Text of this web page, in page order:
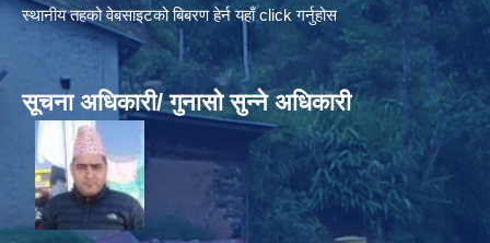
स्थानीय तहको वेबसाइटको बिबरण हेर्न यहाँ click गर्नुहोस
सूचना अधिकारी/ गुनासो सुन्ने अधिकारी